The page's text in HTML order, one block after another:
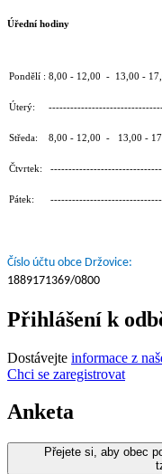
Úřední hodiny
Pondělí : 8,00 - 12,00 - 13,00 -
Úterý:
Středa: 8,00 - 12,00 - 13,00 -
Čtvrtek:
Pátek:
Číslo účtu obce Držovice:
1889171369/0800
Přihlášení k
Dostávejte informace z
Chci se zaregistrovat
Anketa
Přejete si, aby obec